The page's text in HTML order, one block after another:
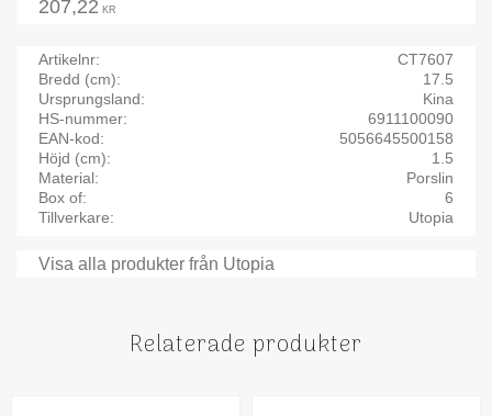
207,22 KR
Artikelnr
CT7607
Bredd (cm)
17.5
Ursprungsland
Kina
HS-nummer
6911100090
EAN-kod
5056645500158
Höjd (cm)
1.5
Material
Porslin
Box of
6
Tillverkare
Utopia
Visa alla produkter från Utopia
Relaterade produkter